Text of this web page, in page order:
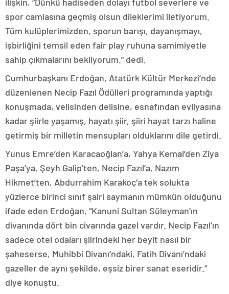
spor camiasına geçmiş olsun dileklerimi iletiyorum.
Tüm kulüplerimizden, sporun barışı, dayanışmayı,
işbirliğini temsil eden fair play ruhuna samimiyetle
sahip çıkmalarını bekliyorum.” dedi.
Cumhurbaşkanı Erdoğan, Atatürk Kültür Merkezi’nde
düzenlenen Necip Fazıl Ödülleri programında yaptığı
konuşmada, velisinden delisine, esnafından evliyasına
kadar şiirle yaşamış, hayatı şiir, şiiri hayat tarzı haline
getirmiş bir milletin mensupları olduklarını dile getirdi.
Yunus Emre’den Karacaoğlan’a, Yahya Kemal’den Ziya
Paşa’ya, Şeyh Galip’ten, Necip Fazıl’a, Nazım
Hikmet’ten, Abdurrahim Karakoç’a tek solukta
yüzlerce birinci sınıf şairi saymanın mümkün olduğunu
ifade eden Erdoğan, “Kanuni Sultan Süleyman’ın
divanında dört bin civarında gazel vardır. Necip Fazıl’ın
sadece otel odaları şiirindeki her beyit nasıl bir
şaheserse, Muhibbi Divanı’ndaki, Fatih Divanı’ndaki
gazeller de aynı şekilde, eşsiz birer sanat eseridir.”
diye konuştu.